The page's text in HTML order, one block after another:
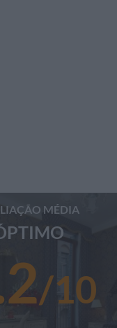
MÉDIA
/10